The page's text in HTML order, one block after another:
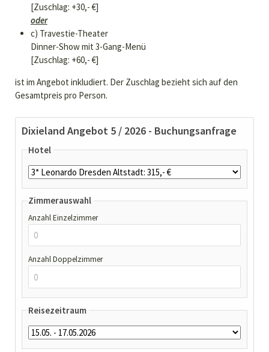
[Zuschlag: +30,- €]
oder
c) Travestie-Theater
Dinner-Show mit 3-Gang-Menü
[Zuschlag: +60,- €]
ist im Angebot inkludiert. Der Zuschlag bezieht sich auf den
Gesamtpreis pro Person.
Dixieland Angebot 5 / 2026 - Buchungsanfrage
Hotel
Zimmerauswahl
Anzahl Einzelzimmer
Anzahl Doppelzimmer
Reisezeitraum